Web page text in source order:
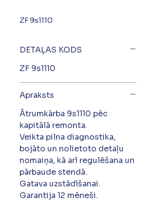
ZF 9s1110
DETAĻAS KODS
ZF 9s1110
Apraksts
Ātrumkārba 9s1110 pēc
kapitālā remonta.
Veikta pilna diagnostika,
bojāto un nolietoto detaļu
nomaiņa, kā arī regulēšana un
pārbaude stendā.
Gatava uzstādīšanai.
Garantija 12 mēneši.